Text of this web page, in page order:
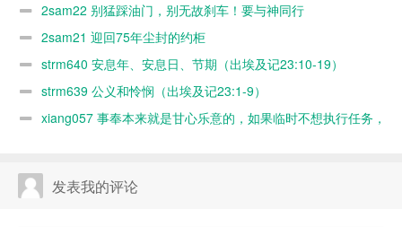
2sam22 别猛踩油门，别无故刹车！要与神同行
2sam21 迎回75年尘封的约柜
strm640 安息年、安息日、节期（出埃及记23:10-19）
strm639 公义和怜悯（出埃及记23:1-9）
xiang057 事奉本来就是甘心乐意的，如果临时不想执行任务，
发表我的评论